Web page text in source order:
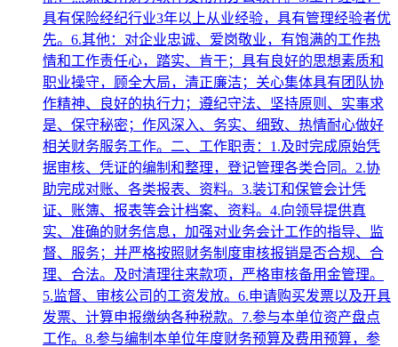
具有保险经纪行业3年以上从业经验，具有管理经验者优
先。6.其他：对企业忠诚、爱岗敬业，有饱满的工作热
情和工作责任心，踏实、肯干；具有良好的思想素质和
职业操守，顾全大局，清正廉洁；关心集体具有团队协
作精神、良好的执行力；遵纪守法、坚持原则、实事求
是、保守秘密；作风深入、务实、细致、热情耐心做好
相关财务服务工作。二、工作职责：1.及时完成原始凭
据审核、凭证的编制和整理，登记管理各类合同。2.协
助完成对账、各类报表、资料。3.装订和保管会计凭
证、账簿、报表等会计档案、资料。4.向领导提供真
实、准确的财务信息，加强对业务会计工作的指导、监
督、服务；并严格按照财务制度审核报销是否合规、合
理、合法。及时清理往来款项，严格审核备用金管理。
5.监督、审核公司的工资发放。6.申请购买发票以及开具
发票、计算申报缴纳各种税款。7.参与本单位资产盘点
工作。8.参与编制本单位年度财务预算及费用预算，参